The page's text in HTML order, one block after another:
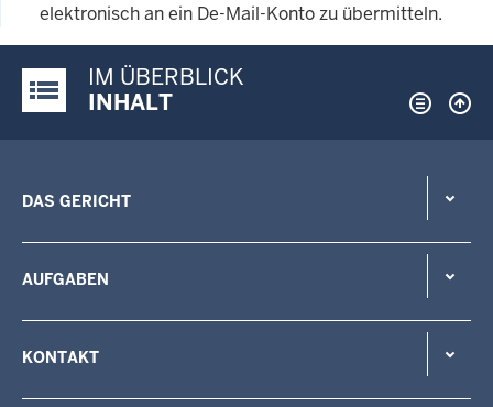
elektronisch an ein De-Mail-Konto zu übermitteln.
Justiz-Portal im Überblick:
IM ÜBERBLICK
INHALT
DAS GERICHT
AUFGABEN
KONTAKT